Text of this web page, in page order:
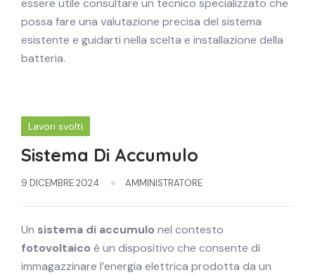
essere utile consultare un tecnico specializzato che
possa fare una valutazione precisa del sistema
esistente e guidarti nella scelta e installazione della
batteria.
Lavori svolti
Sistema Di Accumulo
9 DICEMBRE 2024 AMMINISTRATORE
Un sistema di accumulo nel contesto
fotovoltaico è un dispositivo che consente di
immagazzinare l’energia elettrica prodotta da un